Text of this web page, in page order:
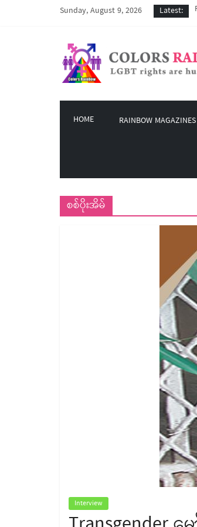
Sunday, August 9, 2026 Latest:
HOME RAINBOW MAGAZINES
စစ်ပိုးအိမ်
Interview